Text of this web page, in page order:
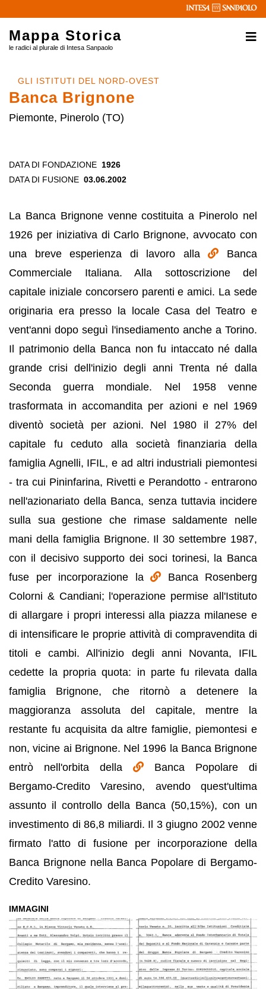
Mappa Storica
le radici al plurale di Intesa Sanpaolo
GLI ISTITUTI DEL NORD-OVEST
Banca Brignone
Piemonte, Pinerolo (TO)
DATA DI FONDAZIONE 1926
DATA DI FUSIONE 03.06.2002
La Banca Brignone venne costituita a Pinerolo nel
1926 per iniziativa di Carlo Brignone, avvocato con
una breve esperienza di lavoro alla
Banca
Commerciale Italiana. Alla sottoscrizione del
capitale iniziale concorsero parenti e amici. La sede
originaria era presso la locale Casa del Teatro e
vent'anni dopo seguì l'insediamento anche a Torino.
Il patrimonio della Banca non fu intaccato né dalla
grande crisi dell'inizio degli anni Trenta né dalla
Seconda guerra mondiale. Nel 1958 venne
trasformata in accomandita per azioni e nel 1969
diventò società per azioni. Nel 1980 il 27% del
capitale fu ceduto alla società finanziaria della
famiglia Agnelli, IFIL, e ad altri industriali piemontesi
- tra cui Pininfarina, Rivetti e Perandotto - entrarono
nell'azionariato della Banca, senza tuttavia incidere
sulla sua gestione che rimase saldamente nelle
mani della famiglia Brignone. Il 30 settembre 1987,
con il decisivo supporto dei soci torinesi, la Banca
fuse per incorporazione la
Banca Rosenberg
Colorni & Candiani; l'operazione permise all'Istituto
di allargare i propri interessi alla piazza milanese e
di intensificare le proprie attività di compravendita di
titoli e cambi. All'inizio degli anni Novanta, IFIL
cedette la propria quota: in parte fu rilevata dalla
famiglia Brignone, che ritornò a detenere la
maggioranza assoluta del capitale, mentre la
restante fu acquisita da altre famiglie, piemontesi e
non, vicine ai Brignone. Nel 1996 la Banca Brignone
entrò nell'orbita della
Banca Popolare di
Bergamo-Credito Varesino, avendo quest'ultima
assunto il controllo della Banca (50,15%), con un
investimento di 86,8 miliardi. Il 3 giugno 2002 venne
firmato l'atto di fusione per incorporazione della
Banca Brignone nella Banca Popolare di Bergamo-
Credito Varesino.
IMMAGINI